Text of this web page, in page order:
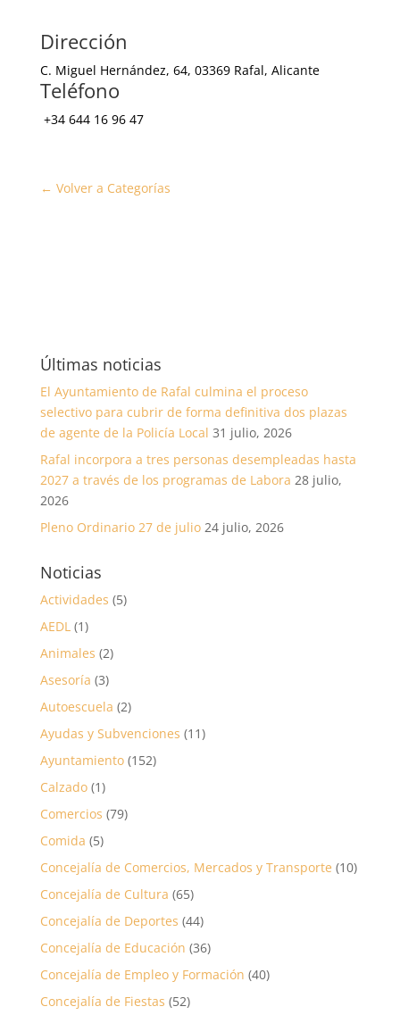
Dirección
C. Miguel Hernández, 64, 03369 Rafal, Alicante
Teléfono
+34 644 16 96 47
← Volver a Categorías
Últimas noticias
El Ayuntamiento de Rafal culmina el proceso
selectivo para cubrir de forma definitiva dos plazas
de agente de la Policía Local 31 julio, 2026
Rafal incorpora a tres personas desempleadas hasta
2027 a través de los programas de Labora 28 julio,
2026
Pleno Ordinario 27 de julio 24 julio, 2026
Noticias
Actividades (5)
AEDL (1)
Animales (2)
Asesoría (3)
Autoescuela (2)
Ayudas y Subvenciones (11)
Ayuntamiento(152)
Calzado(1)
Comercios (79)
Comida (5)
Concejalía de Comercios, Mercados y Transporte (10)
Concejalía de Cultura (65)
Concejalía de Deportes (44)
Concejalía de Educación (36)
Concejalía de Empleo y Formación (40)
Concejalía de Fiestas (52)